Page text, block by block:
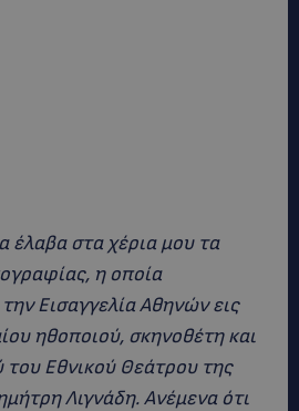
έλαβα στα χέρια μου τα
η οποία
Εισαγγελία Αθηνών εις
ηθοποιού, σκηνοθέτη και
Εθνικού Θεάτρου της
Λιγνάδη. Ανέμενα ότι